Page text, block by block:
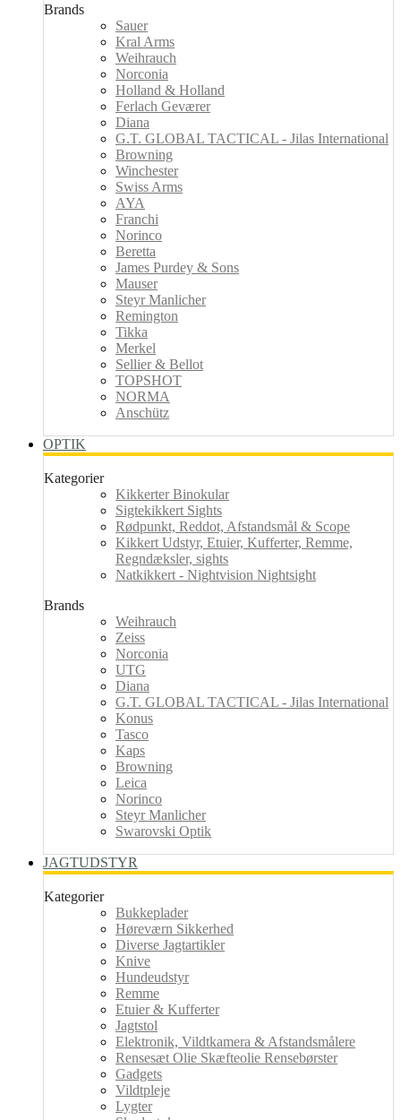
Brands
Sauer
Kral Arms
Weihrauch
Norconia
Holland & Holland
Ferlach Geværer
Diana
G.T. GLOBAL TACTICAL - Jilas International
Browning
Winchester
Swiss Arms
AYA
Franchi
Norinco
Beretta
James Purdey & Sons
Mauser
Steyr Manlicher
Remington
Tikka
Merkel
Sellier & Bellot
TOPSHOT
NORMA
Anschütz
OPTIK
Kategorier
Kikkerter Binokular
Sigtekikkert Sights
Rødpunkt, Reddot, Afstandsmål & Scope
Kikkert Udstyr, Etuier, Kufferter, Remme,
Regndæksler, sights
Natkikkert - Nightvision Nightsight
Brands
Weihrauch
Zeiss
Norconia
UTG
Diana
G.T. GLOBAL TACTICAL - Jilas International
Konus
Tasco
Kaps
Browning
Leica
Norinco
Steyr Manlicher
Swarovski Optik
JAGTUDSTYR
Kategorier
Bukkeplader
Høreværn Sikkerhed
Diverse Jagtartikler
Knive
Hundeudstyr
Remme
Etuier & Kufferter
Jagtstol
Elektronik, Vildtkamera & Afstandsmålere
Rensesæt Olie Skæfteolie Rensebørster
Gadgets
Vildtpleje
Lygter